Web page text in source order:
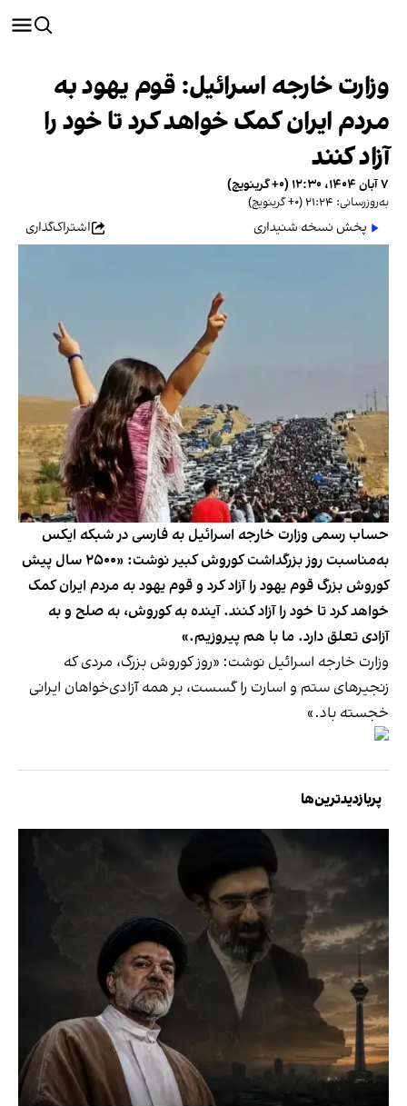
وزارت خارجه اسرائیل: قوم یهود به
مردم ایران کمک خواهد کرد تا خود را
آزاد کنند
۷ آبان ۱۴۰۴، ۱۲:۳۰ (‎+۰ گرینویچ)
به‌روزرسانی: ۲۱:۲۴ (‎+۰ گرینویچ)
پخش نسخه شنیداری اشتراک‌گذاری
حساب رسمی وزارت خارجه اسرائیل به فارسی در شبکه ایکس
به‌مناسبت روز بزرگداشت کوروش کبیر نوشت: «۲۵۰۰ سال پیش
کوروش بزرگ قوم یهود را آزاد کرد و قوم یهود به مردم ایران کمک
خواهد کرد تا خود را آزاد کنند. آینده به کوروش، به صلح و به
آزادی تعلق دارد. ما با هم پیروزیم.»
وزارت خارجه اسرائیل نوشت: «روز کوروش بزرگ، مردی که
زنجیرهای ستم و اسارت را گسست، بر همه آزادی‌خواهان ایرانی
خجسته باد.»
پربازدیدترین‌ها